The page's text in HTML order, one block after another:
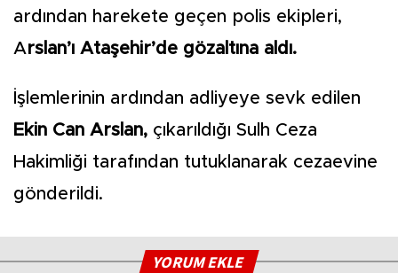
ardından harekete geçen polis ekipleri,
Arslan’ı Ataşehir’de gözaltına aldı.
İşlemlerinin ardından adliyeye sevk edilen
Ekin Can Arslan, çıkarıldığı Sulh Ceza
Hakimliği tarafından tutuklanarak cezaevine
gönderildi.
YORUM EKLE